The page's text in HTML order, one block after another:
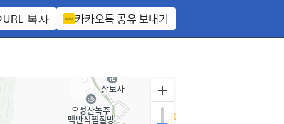
URL 복사 카카오톡 공유 보내기